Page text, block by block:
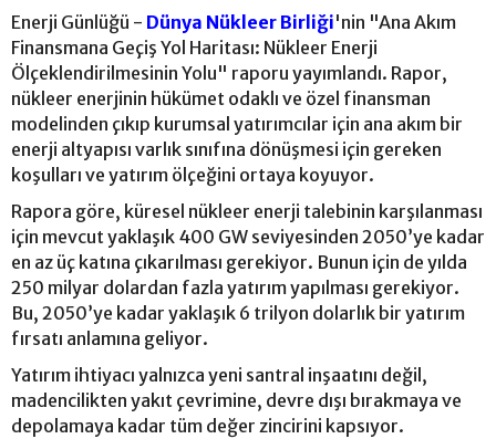
Enerji Günlüğü - Dünya Nükleer Birliği'nin "Ana Akım
Finansmana Geçiş Yol Haritası: Nükleer Enerji
Ölçeklendirilmesinin Yolu" raporu yayımlandı. Rapor,
nükleer enerjinin hükümet odaklı ve özel finansman
modelinden çıkıp kurumsal yatırımcılar için ana akım bir
enerji altyapısı varlık sınıfına dönüşmesi için gereken
koşulları ve yatırım ölçeğini ortaya koyuyor.
Rapora göre, küresel nükleer enerji talebinin karşılanması
için mevcut yaklaşık 400 GW seviyesinden 2050’ye kadar
en az üç katına çıkarılması gerekiyor. Bunun için de yılda
250 milyar dolardan fazla yatırım yapılması gerekiyor.
Bu, 2050’ye kadar yaklaşık 6 trilyon dolarlık bir yatırım
fırsatı anlamına geliyor.
Yatırım ihtiyacı yalnızca yeni santral inşaatını değil,
madencilikten yakıt çevrimine, devre dışı bırakmaya ve
depolamaya kadar tüm değer zincirini kapsıyor.